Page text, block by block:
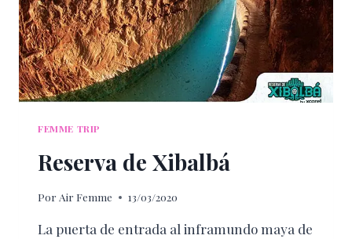
FEMME TRIP
Reserva de Xibalbá
Por Air Femme 13/03/2020
La puerta de entrada al inframundo maya de